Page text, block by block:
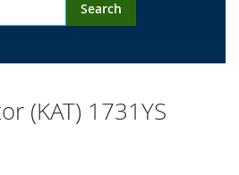
Search
(KAT) 1731YS